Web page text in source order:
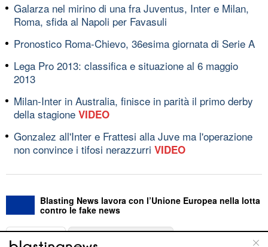
Galarza nel mirino di una fra Juventus, Inter e Milan,
Roma, sfida al Napoli per Favasuli
Pronostico Roma-Chievo, 36esima giornata di Serie A
Lega Pro 2013: classifica e situazione al 6 maggio
2013
Milan-Inter in Australia, finisce in parità il primo derby
della stagione VIDEO
Gonzalez all'Inter e Frattesi alla Juve ma l'operazione
non convince i tifosi nerazzurri VIDEO
Blasting News lavora con l’Unione Europea nella lotta
contro le fake news
ABOUT